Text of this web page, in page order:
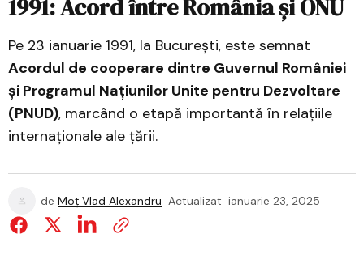
1991: Acord între România și ONU
Pe 23 ianuarie 1991, la București, este semnat
Acordul de cooperare dintre Guvernul României
și Programul Națiunilor Unite pentru Dezvoltare
(PNUD), marcând o etapă importantă în relațiile
internaționale ale țării.
de Moț Vlad Alexandru Actualizat ianuarie 23, 2025